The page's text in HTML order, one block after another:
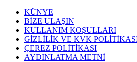
KÜNYE
BİZE ULAŞIN
KULLANIM KOŞULLARI
GİZLİLİK VE KVK
ÇEREZ POLİTİKASI
AYDINLATMA METNİ